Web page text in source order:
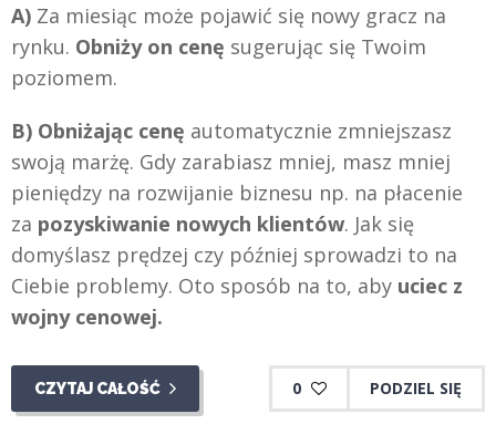
A) Za miesiąc może pojawić się nowy gracz na
rynku. Obniży on cenę sugerując się Twoim
poziomem.
B) Obniżając cenę automatycznie zmniejszasz
swoją marżę. Gdy zarabiasz mniej, masz mniej
pieniędzy na rozwijanie biznesu np. na płacenie
za pozyskiwanie nowych klientów. Jak się
domyślasz prędzej czy później sprowadzi to na
Ciebie problemy. Oto sposób na to, aby uciec z
wojny cenowej.
CZYTAJ CAŁOŚĆ 0 PODZIEL SIĘ